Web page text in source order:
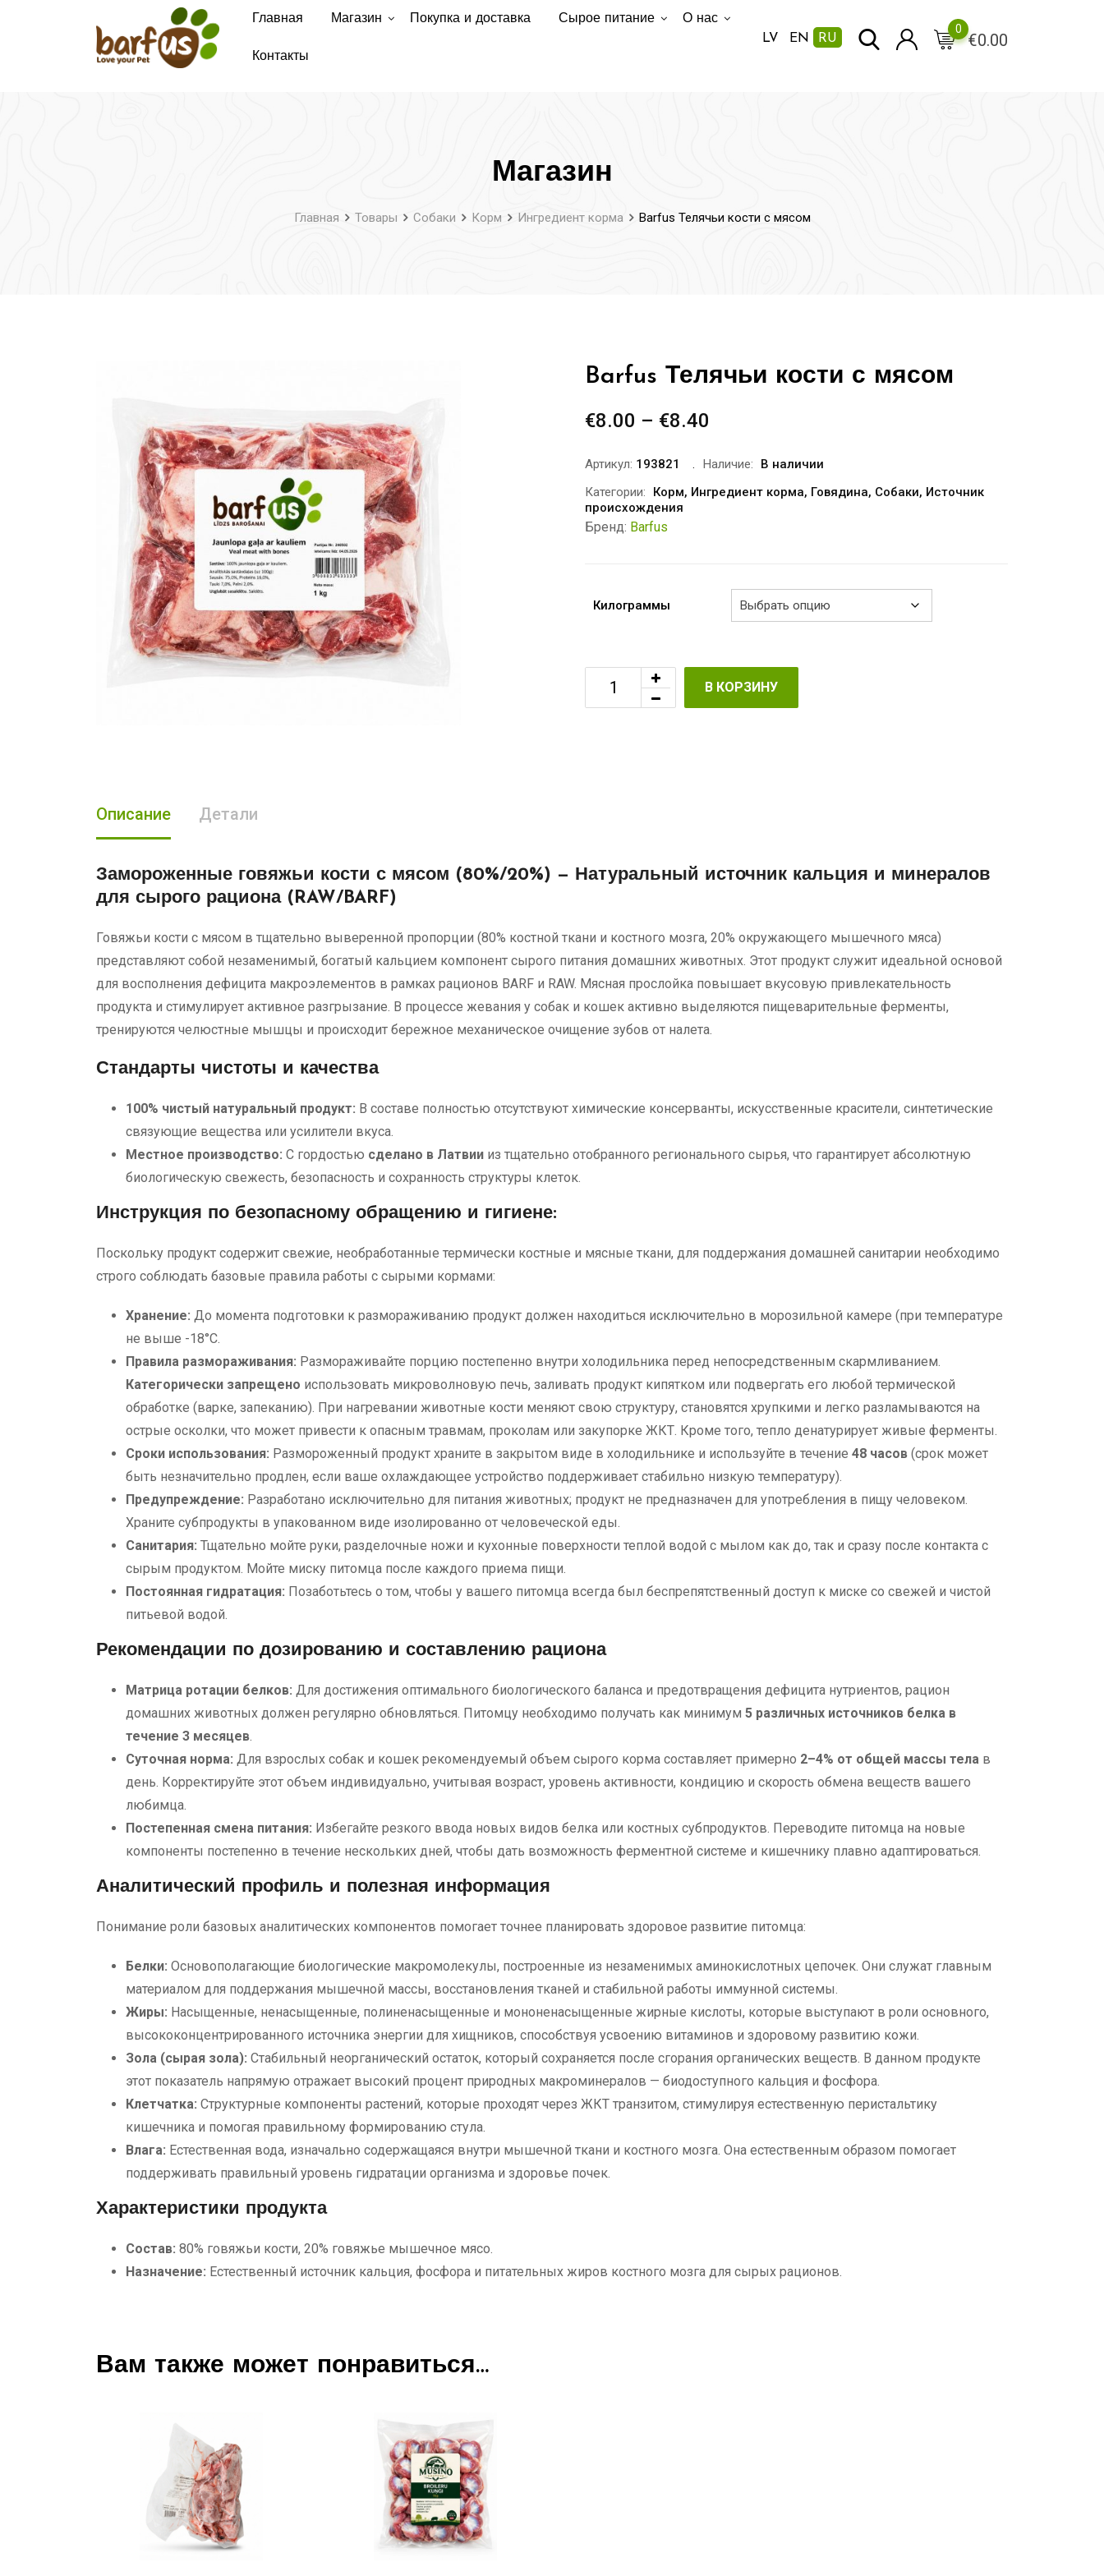
Главная Магазин Покупка и доставка Сырое питание О нас
Контакты
LV EN RU €0.00
0
Магазин
Главная Товары Собаки Корм Ингредиент корма Barfus Телячьи кости с мясом
Barfus Телячьи кости с мясом
€8.00 – €8.40
€8.00
–
Артикул: 193821 Наличие:
В наличии
Категории:
Корм, Ингредиент корма, Говядина, Собаки, Источник
происхождения
Бренд: Barfus
Килограммы
В КОРЗИНУ
Описание Детали
Замороженные говяжьи кости с мясом (80%/20%) — Натуральный источник кальция и минералов
для сырого рациона (RAW/BARF)
Говяжьи кости с мясом в тщательно выверенной пропорции (80% костной ткани и костного мозга, 20% окружающего мышечного мяса)
представляют собой незаменимый, богатый кальцием компонент сырого питания домашних животных. Этот продукт служит идеальной основой
для восполнения дефицита макроэлементов в рамках рационов BARF и RAW. Мясная прослойка повышает вкусовую привлекательность
продукта и стимулирует активное разгрызание. В процессе жевания у собак и кошек активно выделяются пищеварительные ферменты,
тренируются челюстные мышцы и происходит бережное механическое очищение зубов от налета.
Стандарты чистоты и качества
100% чистый натуральный продукт: В составе полностью отсутствуют химические консерванты, искусственные красители, синтетические
связующие вещества или усилители вкуса.
Местное производство: С гордостью сделано в Латвии из тщательно отобранного регионального сырья, что гарантирует абсолютную
биологическую свежесть, безопасность и сохранность структуры клеток.
Инструкция по безопасному обращению и гигиене:
Поскольку продукт содержит свежие, необработанные термически костные и мясные ткани, для поддержания домашней санитарии необходимо
строго соблюдать базовые правила работы с сырыми кормами:
Хранение: До момента подготовки к размораживанию продукт должен находиться исключительно в морозильной камере (при температуре
не выше -18°C.
Правила размораживания: Размораживайте порцию постепенно внутри холодильника перед непосредственным скармливанием.
Категорически запрещено использовать микроволновую печь, заливать продукт кипятком или подвергать его любой термической
обработке (варке, запеканию). При нагревании животные кости меняют свою структуру, становятся хрупкими и легко разламываются на
острые осколки, что может привести к опасным травмам, проколам или закупорке ЖКТ. Кроме того, тепло денатурирует живые ферменты.
Сроки использования: Размороженный продукт храните в закрытом виде в холодильнике и используйте в течение 48 часов (срок может
быть незначительно продлен, если ваше охлаждающее устройство поддерживает стабильно низкую температуру).
Предупреждение: Разработано исключительно для питания животных; продукт не предназначен для употребления в пищу человеком.
Храните субпродукты в упакованном виде изолированно от человеческой еды.
Санитария: Тщательно мойте руки, разделочные ножи и кухонные поверхности теплой водой с мылом как до, так и сразу после контакта с
сырым продуктом. Мойте миску питомца после каждого приема пищи.
Постоянная гидратация: Позаботьтесь о том, чтобы у вашего питомца всегда был беспрепятственный доступ к миске со свежей и чистой
питьевой водой.
Рекомендации по дозированию и составлению рациона
Матрица ротации белков: Для достижения оптимального биологического баланса и предотвращения дефицита нутриентов, рацион
домашних животных должен регулярно обновляться. Питомцу необходимо получать как минимум 5 различных источников белка в
течение 3 месяцев.
Суточная норма: Для взрослых собак и кошек рекомендуемый объем сырого корма составляет примерно 2–4% от общей массы тела в
день. Корректируйте этот объем индивидуально, учитывая возраст, уровень активности, кондицию и скорость обмена веществ вашего
любимца.
Постепенная смена питания: Избегайте резкого ввода новых видов белка или костных субпродуктов. Переводите питомца на новые
компоненты постепенно в течение нескольких дней, чтобы дать возможность ферментной системе и кишечнику плавно адаптироваться.
Аналитический профиль и полезная информация
Понимание роли базовых аналитических компонентов помогает точнее планировать здоровое развитие питомца:
Белки: Основополагающие биологические макромолекулы, построенные из незаменимых аминокислотных цепочек. Они служат главным
материалом для поддержания мышечной массы, восстановления тканей и стабильной работы иммунной системы.
Жиры: Насыщенные, ненасыщенные, полиненасыщенные и мононенасыщенные жирные кислоты, которые выступают в роли основного,
высококонцентрированного источника энергии для хищников, способствуя усвоению витаминов и здоровому развитию кожи.
Зола (сырая зола): Стабильный неорганический остаток, который сохраняется после сгорания органических веществ. В данном продукте
этот показатель напрямую отражает высокий процент природных макроминералов — биодоступного кальция и фосфора.
Клетчатка: Структурные компоненты растений, которые проходят через ЖКТ транзитом, стимулируя естественную перистальтику
кишечника и помогая правильному формированию стула.
Влага: Естественная вода, изначально содержащаяся внутри мышечной ткани и костного мозга. Она естественным образом помогает
поддерживать правильный уровень гидратации организма и здоровье почек.
Характеристики продукта
Состав: 80% говяжьи кости, 20% говяжье мышечное мясо.
Назначение: Естественный источник кальция, фосфора и питательных жиров костного мозга для сырых рационов.
Вам также может понравиться…